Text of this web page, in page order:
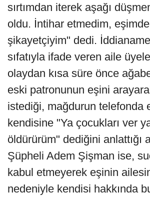
sırtımdan iterek aşağı
oldu. İntihar etmedim,
şikayetçiyim" dedi.
sıfatıyla ifade veren aile
olaydan kısa süre önce
eski patronunun eşini
istediği, mağdurun telefonda
kendisine "Ya çocukları ver
öldürürüm" dediğini anlattığı
Şüpheli Adem Şişman ise,
kabul etmeyerek eşinin
nedeniyle kendisi hakkında